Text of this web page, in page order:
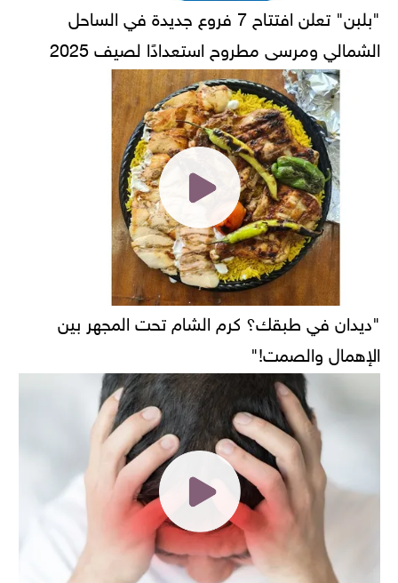
"بلبن" تعلن افتتاح 7 فروع جديدة في الساحل
الشمالي ومرسى مطروح استعدادًا لصيف 2025
"ديدان في طبقك؟ كرم الشام تحت المجهر بين
الإهمال والصمت!"